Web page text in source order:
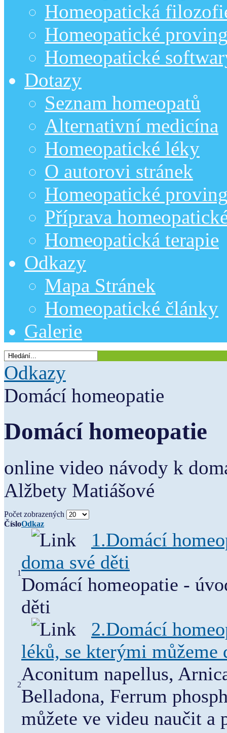
Homeopatická
Homeopatické
Homeopatické
Dotazy
Seznam homeopatů
Alternativní medicína
Homeopatické léky
O autorovi stránek
Homeopatické
Příprava
Homeopatická terapie
Odkazy
Mapa Stránek
Homeopatické články
Galerie
Odkazy
Domácí homeopatie
Domácí homeopatie
online video návody k
Alžbety Matiášové
Počet zobrazených
ČísloOdkaz
1
1.Domácí
doma své děti
Domácí homeopatie -
děti
2
2.Domácí
léků, se kterými můžeme
Aconitum napellus,
Belladona, Ferrum
můžete ve videu naučit a